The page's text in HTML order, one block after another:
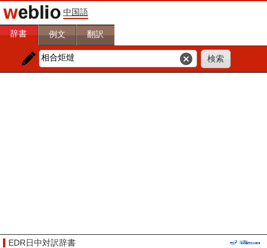
中国語
辞書 例文 翻訳
EDR日中対訳辞書